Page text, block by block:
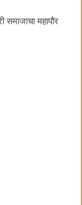
समाजाचा महापौर